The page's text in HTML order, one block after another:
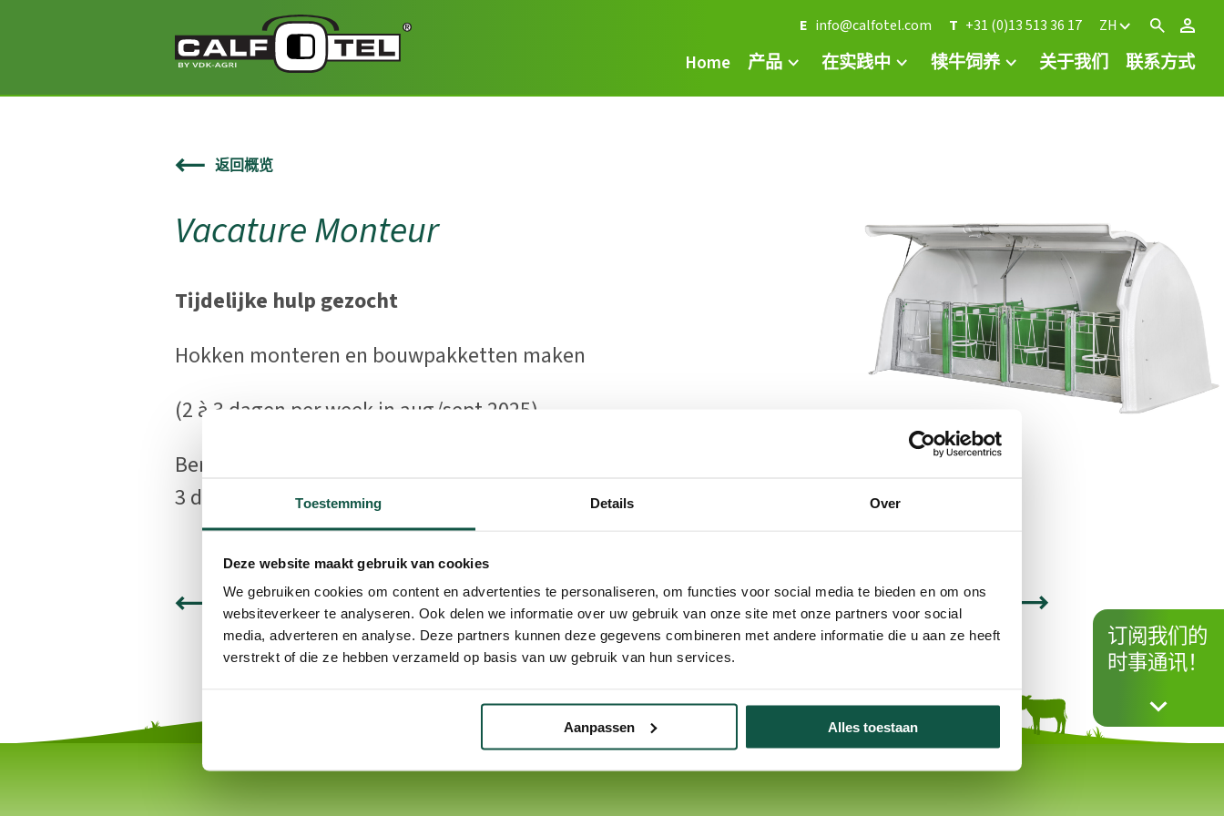
Toestemming Details Over
Deze website maakt gebruik van cookies
We gebruiken cookies om content en advertenties te personaliseren, om functies voor social media te bieden en om ons
websiteverkeer te analyseren. Ook delen we informatie over uw gebruik van onze site met onze partners voor social
media, adverteren en analyse. Deze partners kunnen deze gegevens combineren met andere informatie die u aan ze heeft
verstrekt of die ze hebben verzameld op basis van uw gebruik van hun services.
Aanpassen Alles toestaan
E info@calfotel.com T +31 (0)13 513 36 17 ZH
Home 产品 在实践中 犊牛饲养 关于我们 联系方式
返回概览
Vacature Monteur
Tijdelijke hulp gezocht
Hokken monteren en bouwpakketten maken
(2 à 3 dagen per week in aug/sept 2025)
Ben jij handig en beschikbaar in augustus en september voor 2 à
3 dagen per week? Dan hebben wij een leuke klus voor jou!
订阅我们的
时事通讯！